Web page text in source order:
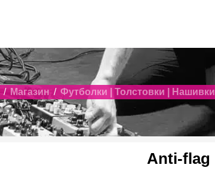
/ Магазин / Футболки | Толстовки | Нашивки
Anti-flag